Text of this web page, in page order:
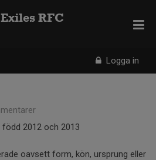
Logga in
RFC
2012 och 2013
oavsett form, kön, ursprung eller